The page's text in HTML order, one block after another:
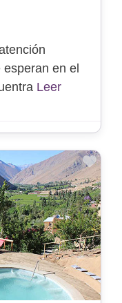
en el
Leer